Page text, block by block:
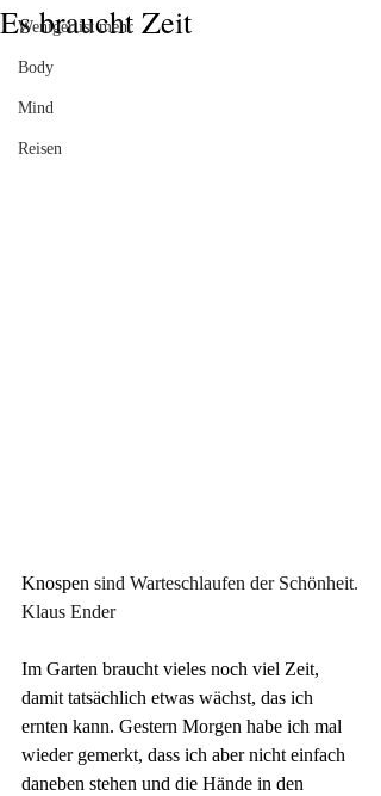
Weniger ist mehr
Body
Mind
Reisen
Es braucht Zeit
Knospen sind Warteschlaufen der Schönheit.
Klaus Ender
Im Garten braucht vieles noch viel Zeit,
damit tatsächlich etwas wächst, das ich
ernten kann. Gestern Morgen habe ich mal
wieder gemerkt, dass ich aber nicht einfach
daneben stehen und die Hände in den